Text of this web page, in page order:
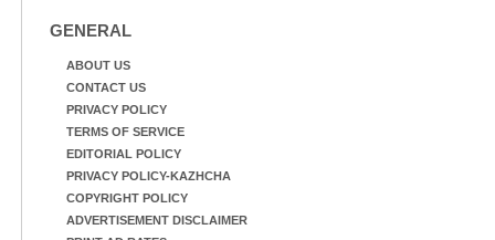
GENERAL
ABOUT US
CONTACT US
PRIVACY POLICY
TERMS OF SERVICE
EDITORIAL POLICY
PRIVACY POLICY-KAZHCHA
COPYRIGHT POLICY
ADVERTISEMENT DISCLAIMER